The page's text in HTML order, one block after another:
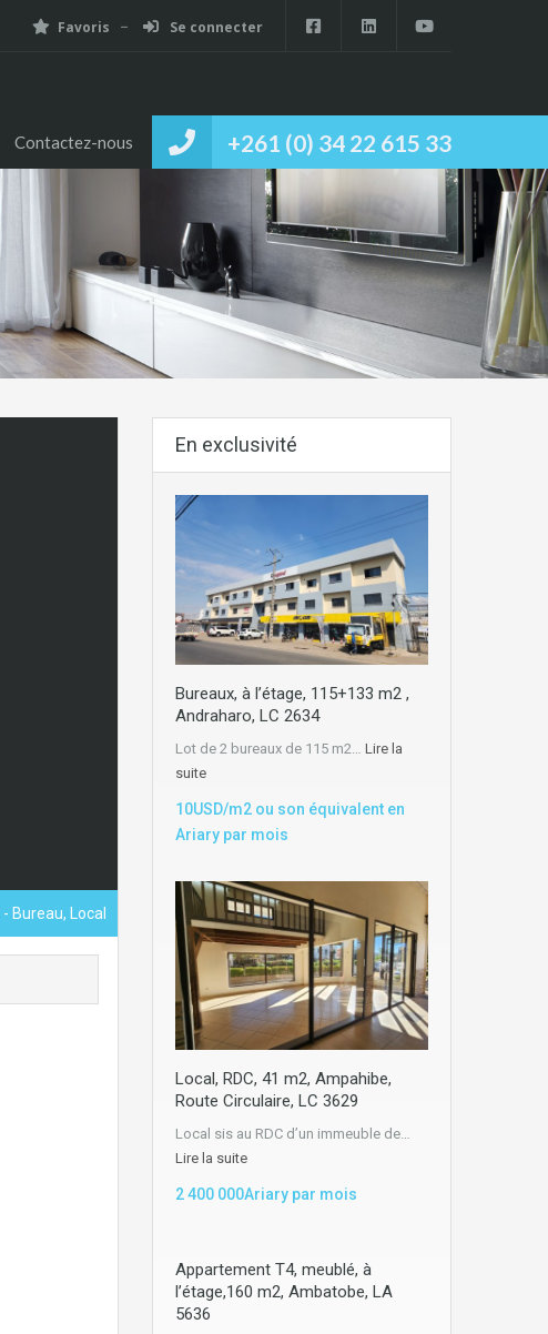
Favoris Se connecter
+261 (0) 34 22 615 33
Contactez-nous
- Bureau, Local
En exclusivité
Bureaux, à l’étage, 115+133 m2 ,
Andraharo, LC 2634
Lot de 2 bureaux de 115 m2… Lire la
suite
10USD/m2 ou son équivalent en
Ariary par mois
Local, RDC, 41 m2, Ampahibe,
Route Circulaire, LC 3629
Local sis au RDC d’un immeuble de…
Lire la suite
2 400 000Ariary par mois
Appartement T4, meublé, à
l’étage,160 m2, Ambatobe, LA
5636